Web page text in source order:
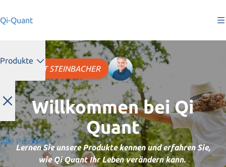
Qi-Quant
Produkte
Alle Produkte
HELMUT STEINBACHER
Willkommen bei Qi
Quant
Lernen Sie unsere Produkte kennen und erfahren Sie,
wie Qi Quant Ihr Leben verändern kann.